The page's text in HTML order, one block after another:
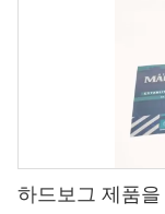
하드보그 제품